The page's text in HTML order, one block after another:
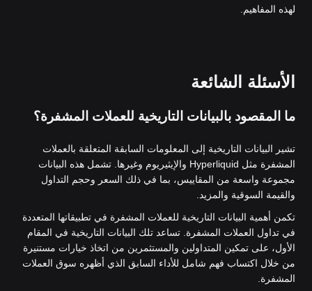
لهذه المفاهيم.
الأسئلة الشائعة
ما المقصود بالبيانات التاريخية للعملات المشفرة؟
تشير البيانات التاريخية إلى المعلومات السابقة المتعلقة بالعملات
المشفرة مثل Hyperliquid والإيثيريوم وغيرها. تشمل هذه البيانات
مجموعة واسعة من المقاييس، بما في ذلك السعر وحجم التداول
والقيمة السوقية والمزيد.
تكمن أهمية البيانات التاريخية للعملات المشفرة في تطبيقاتها المتعددة
في تداول العملات المشفرة. تساعد تلك البيانات التاريخية في المقام
الأول، على تمكين المتداولين والمستثمرين من اتخاذ خيارات مستنيرة
من خلال اكتساب فهم شامل للأداء السابق الذي أظهره سوق العملات
المشفرة.